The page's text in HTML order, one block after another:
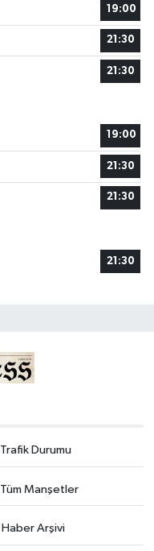
19:00
21:30
21:30
19:00
21:30
21:30
21:30
Trafik Durumu
Tüm Manşetler
Haber Arşivi